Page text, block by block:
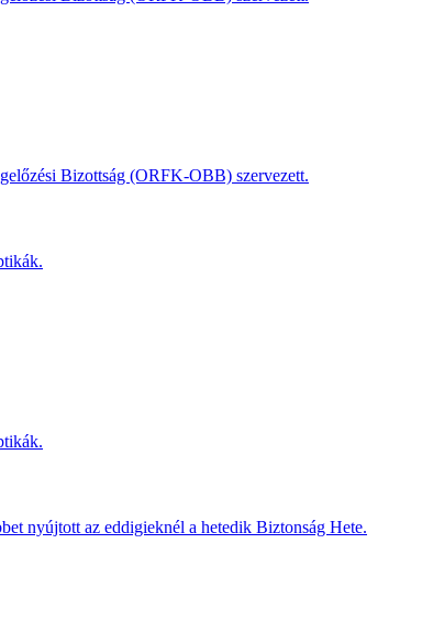
Bizottság (ORFK-OBB) szervezett.
nyújtott az eddigieknél a hetedik Biztonság Hete.